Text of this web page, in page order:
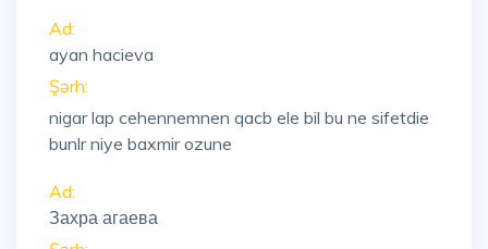
Ad:
ayan hacieva
Şərh:
nigar lap cehennemnen qacb ele bil bu ne sifetdie
bunlr niye baxmir ozune
Ad:
Захра агаева